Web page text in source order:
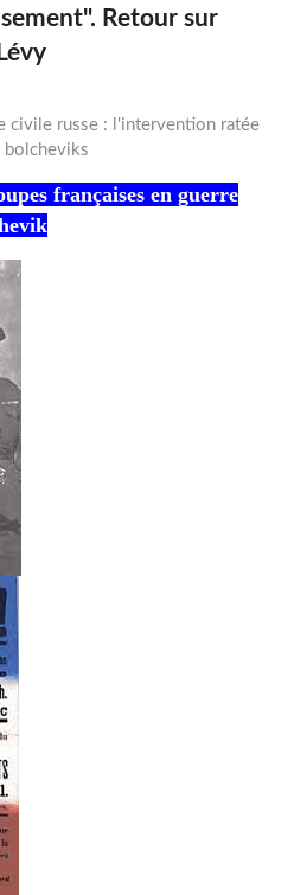
Retour sur
françaises en guerre